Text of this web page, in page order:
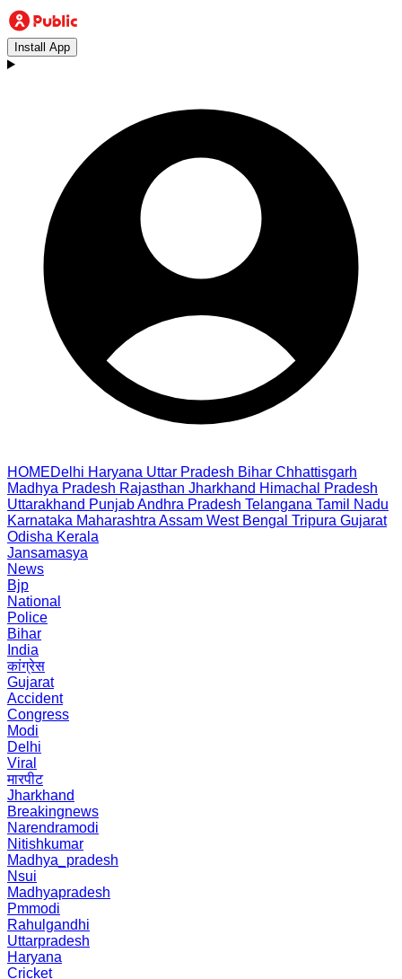
Install App
HOMEDelhi Haryana Uttar Pradesh Bihar Chhattisgarh
Madhya Pradesh Rajasthan Jharkhand Himachal Pradesh
Uttarakhand PunjabAndhra Pradesh Telangana Tamil Nadu
Karnataka Maharashtra Assam West Bengal Tripura Gujarat
Odisha Kerala
Jansamasya
News
Bjp
National
Police
Bihar
India
कांग्रेस
Gujarat
Accident
Congress
Modi
Delhi
Viral
मारपीट
Jharkhand
Breakingnews
Narendramodi
Nitishkumar
Madhya_pradesh
Nsui
Madhyapradesh
Pmmodi
Rahulgandhi
Uttarpradesh
Haryana
Cricket